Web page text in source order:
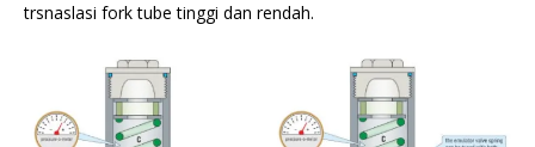
trsnaslasi fork tube tinggi dan rendah.